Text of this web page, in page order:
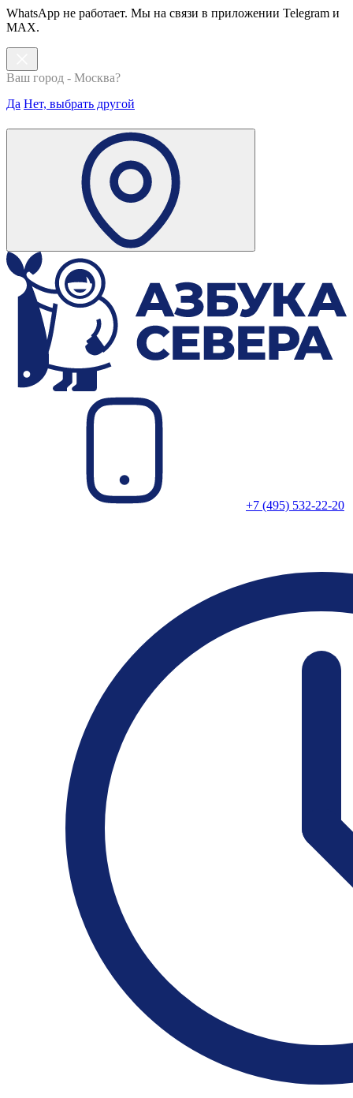
WhatsApp не работает. Мы на связи в приложении Telegram и
MAX.
Ваш город - Москва?
Да Нет, выбрать другой
+7 (495) 532-22-20